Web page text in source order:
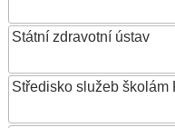
Státní zdravotní ústav
Středisko služeb školám